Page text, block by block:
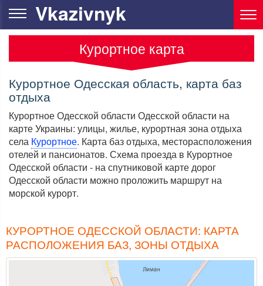
Vkazivnyk
Курортное карта
Курортное Одесская область, карта баз
отдыха
Курортное Одесской области Одесской области на
карте Украины: улицы, жилье, курортная зона отдыха
села Курортное. Карта баз отдыха, месторасположения
отелей и пансионатов. Схема проезда в Курортное
Одесской области - на спутниковой карте дорог
Одесской области можно проложить маршрут на
морской курорт.
КУРОРТНОЕ ОДЕССКОЙ ОБЛАСТИ: КАРТА
РАСПОЛОЖЕНИЯ БАЗ, ЗОНЫ ОТДЫХА